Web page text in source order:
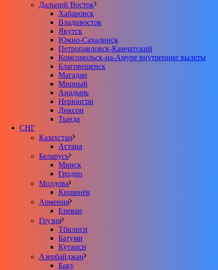
Дальний Восток
Хабаровск
Владивосток
Якутск
Южно-Сахалинск
Петропавловск-Камчатский
Комсомольск-на-Амуре внутренние вылеты
Благовещенск
Магадан
Мирный
Анадырь
Нерюнгри
Диксон
Тында
СНГ
Казахстан
Астана
Беларусь
Минск
Гродно
Молдова
Кишинёв
Армения
Ереван
Грузия
Тбилиси
Батуми
Кутаиси
Азербайджан
Баку